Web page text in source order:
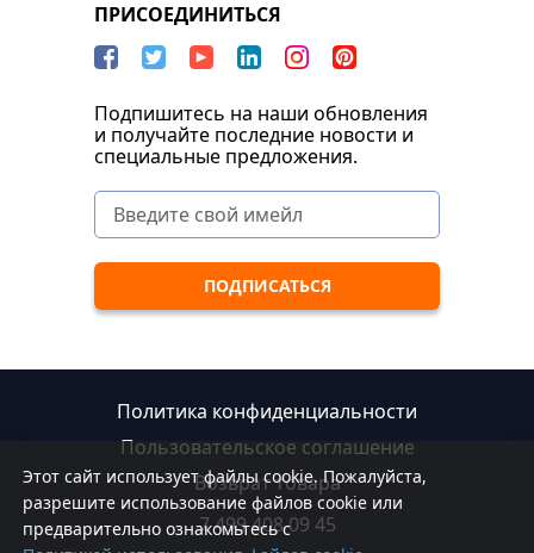
Этот сайт использует файлы cookie. Пожалуйста,
разрешите использование файлов cookie или
предварительно ознакомьтесь с
ПРИСОЕДИНИТЬСЯ
Подпишитесь на наши обновления
и получайте последние новости и
специальные предложения.
Политика конфиденциальности
Пользовательское соглашение
Возврат товара
7 499 408 09 45